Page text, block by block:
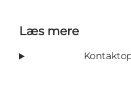
Læs mere